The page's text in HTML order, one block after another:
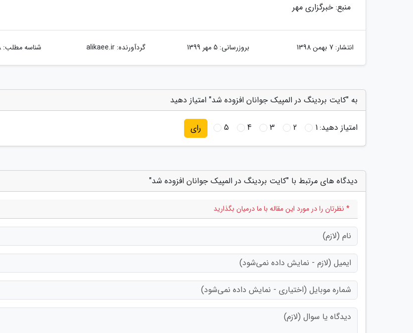
منبع: خبرگزاری مهر
انتشار: 7 بهمن 1398 بروزرسانی: 5 مهر 1399 گردآورنده:alikaee.ir شناسه مطلب: 318
به "کایت بردینگ در المپیک جوانان افزوده شد" امتیاز دهید
امتیاز دهید:1
2
3
4
5 رای
دیدگاه های مرتبط با "کایت بردینگ در المپیک جوانان افزوده شد"
* نظرتان را در مورد این مقاله با ما درمیان بگذارید